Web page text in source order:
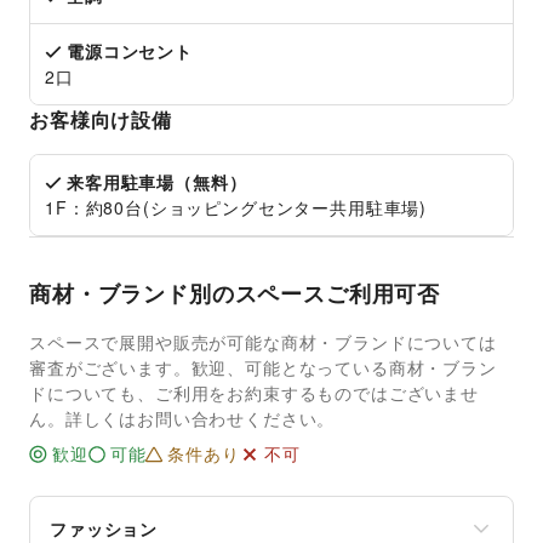
電源コンセント
2口
お客様向け設備
来客用駐車場（無料）
1F：約80台(ショッピングセンター共用駐車場)
商材・ブランド別のスペースご利用可否
スペースで展開や販売が可能な商材・ブランドについては
審査がございます。歓迎、可能となっている商材・ブラン
ドについても、ご利用をお約束するものではございませ
ん。詳しくはお問い合わせください。
歓迎
可能 条件あり 不可
ファッション